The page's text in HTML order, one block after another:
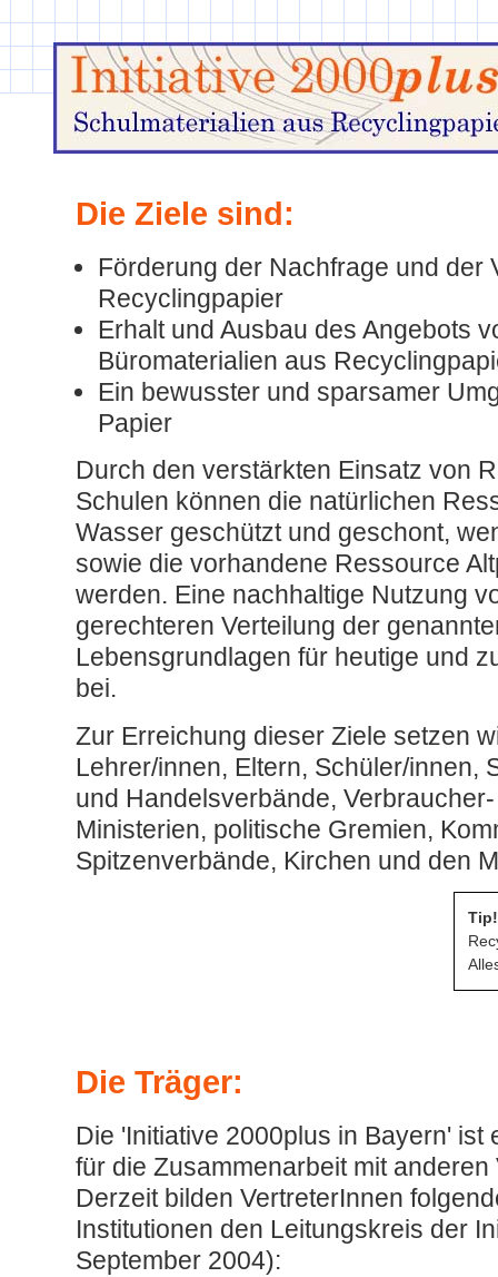
Die Ziele sind:
Förderung der Nachfrage und der
Recyclingpapier
Erhalt und Ausbau des Angebots
Büromaterialien aus
Ein bewusster und sparsamer
Papier
Durch den verstärkten Einsatz von
Schulen können die natürlichen
Wasser geschützt und geschont,
sowie die vorhandene Ressource
werden. Eine nachhaltige Nutzung
gerechteren Verteilung der
Lebensgrundlagen für heutige und
bei.
Zur Erreichung dieser Ziele setzen
Lehrer/innen, Eltern, Schüler/innen,
und Handelsverbände,
Ministerien, politische Gremien,
Spitzenverbände, Kirchen und den
Tip!
Die Träger:
Die 'Initiative 2000plus in Bayern' ist
für die Zusammenarbeit mit
Derzeit bilden VertreterInnen
Institutionen den Leitungskreis der
September 2004):